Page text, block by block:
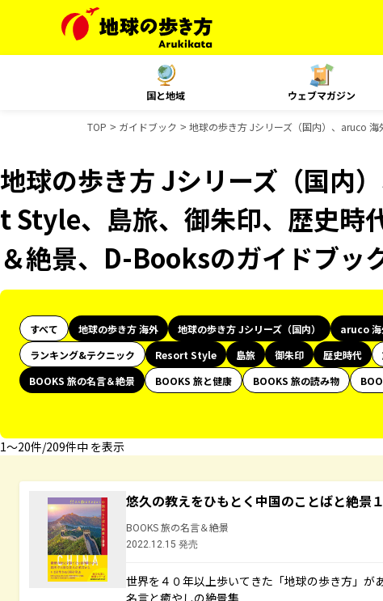
国と地域 ウェブマガジン
TOP ガイドブック 地球の歩き方 Jシリーズ（国内）、aruco
地球の歩き方 Jシリーズ（国内
t Style、島旅、御朱印、歴史時
＆絶景、D-Booksのガイドブッ
すべて 地球の歩き方 海外 地球の歩き方 Jシリーズ（国内） aruco 海
ランキング&テクニック
Resort Style 島旅 御朱印 歴史時代
BOOKS 旅の名言＆絶景
BOOKS 旅と健康 BOOKS 旅の読み物
1〜20件/209件中 を表示
悠久の教えをひもとく中国のことばと絶景
BOOKS 旅の名言＆絶景
2022.12.15 発売
世界を４０年以上歩いてきた「地球の歩き方」が
名言と癒やしの絶景集